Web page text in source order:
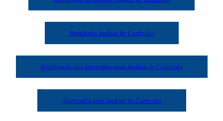
Resultado Análise de Currículo
Retificação dos Aprovados para Análise de Currículo
Aprovados para Análise de Currículo